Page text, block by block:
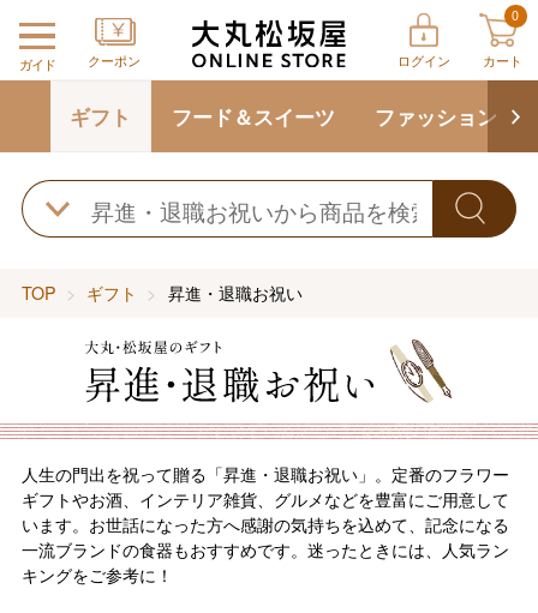
ガイド クーポン ログイン
0
カート
ギフト フード＆スイーツ ファッション
TOP ギフト 昇進・退職お祝い
人生の門出を祝って贈る「昇進・退職お祝い」。定番のフラワー
ギフトやお酒、インテリア雑貨、グルメなどを豊富にご用意して
います。お世話になった方へ感謝の気持ちを込めて、記念になる
一流ブランドの食器もおすすめです。迷ったときには、人気ラン
キングをご参考に！